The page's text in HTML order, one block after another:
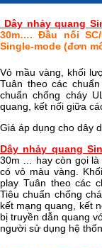
Dây nhảy quang
30m…. Đầu nối SC/
Single-mode (đơn
Vỏ mầu vàng, khối
Tuân theo các
chuẩn chống cháy
quang, kết nối giữa
Giá áp dụng cho dây
Dây nhảy quang
30m … hay còn gọi là
có vỏ màu vàng.
play Tuân theo các
Tiêu chuẩn chống
kết mạng quang, kết
bị truyền dẫn quang
người sử dụng hệ